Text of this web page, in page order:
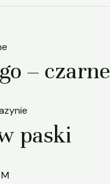
– czarne
paski